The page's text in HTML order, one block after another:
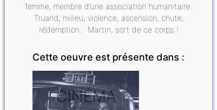
femme, membre d’une association humanitaire.
Truand, milieu, violence, ascension, chute,
rédemption... Martin, sort de ce corps !
Cette oeuvre est présente dans :
CINÉMA